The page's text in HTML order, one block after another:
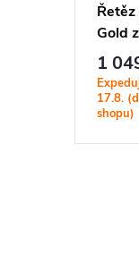
Gold
1
17.8.
shopu)